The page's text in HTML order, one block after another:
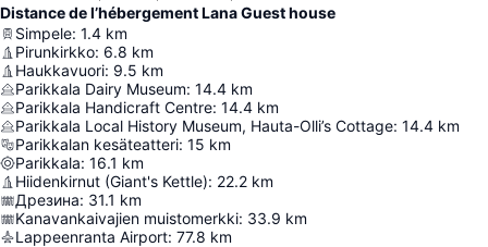
Distance de l’hébergement Lana Guest house
Simpele: 1.4 km
Pirunkirkko: 6.8 km
Haukkavuori: 9.5 km
Parikkala Dairy Museum: 14.4 km
Parikkala Handicraft Centre: 14.4 km
Parikkala Local History Museum, Hauta-Olli’s Cottage: 14.4 km
Parikkalan kesäteatteri: 15 km
Parikkala: 16.1 km
Hiidenkirnut (Giant's Kettle): 22.2 km
Дрезина: 31.1 km
Kanavankaivajien muistomerkki: 33.9 km
Lappeenranta Airport: 77.8 km